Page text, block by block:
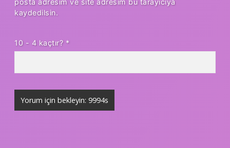
posta adresim ve site adresim bu tarayıcıya
kaydedilsin.
10 - 4 kaçtır? *